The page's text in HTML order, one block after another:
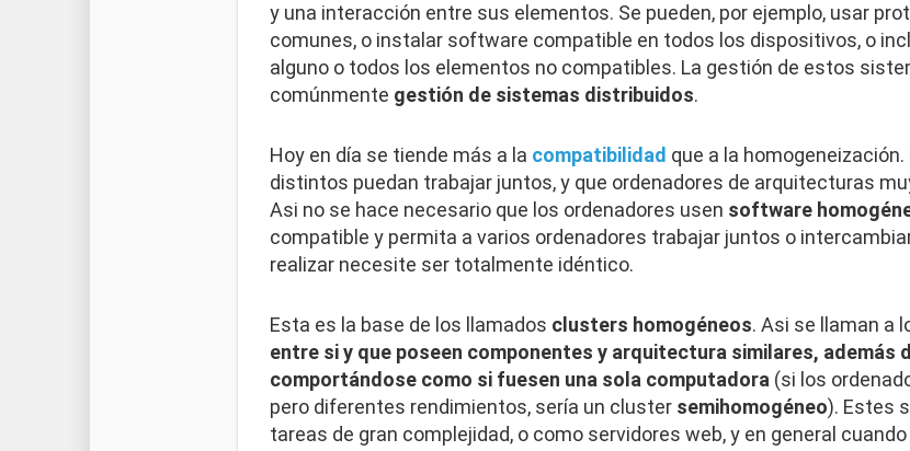
y una interacción entre sus elementos. Se pueden, por ejemplo, usar
comunes, o instalar software compatible en todos los dispositivos, o
alguno o todos los elementos no compatibles. La gestión de estos
comúnmente gestión de sistemas distribuidos.
Hoy en día se tiende más a la compatibilidad que a la
distintos puedan trabajar juntos, y que ordenadores de arquitecturas
Asi no se hace necesario que los ordenadores usen software
compatible y permita a varios ordenadores trabajar juntos o
realizar necesite ser totalmente idéntico.
Esta es la base de los llamados clusters homogéneos. Asi se llaman a
entre si y que poseen componentes y arquitectura similares, además
comportándose como si fuesen una sola computadora (si los
pero diferentes rendimientos, sería un cluster semihomogéneo). Estes
tareas de gran complejidad, o como servidores web, y en general